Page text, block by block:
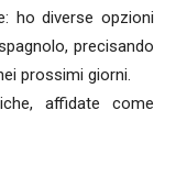
ho diverse opzioni
precisando
prossimi giorni.
affidate come